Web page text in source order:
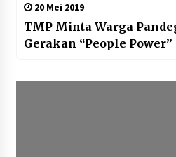
20 Mei 2019
TMP Minta Warga
Gerakan “People Power”